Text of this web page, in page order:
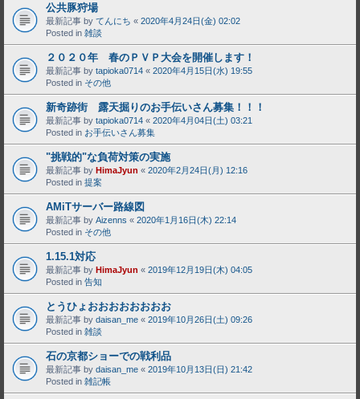
公共豚狩場
最新記事 by てんにち « 2020年4月24日(金) 02:02
Posted in 雑談
２０２０年 春のＰＶＰ大会を開催します！
最新記事 by tapioka0714 « 2020年4月15日(水) 19:55
Posted in その他
新奇跡街 露天掘りのお手伝いさん募集！！！
最新記事 by tapioka0714 « 2020年4月04日(土) 03:21
Posted in お手伝いさん募集
"挑戦的"な負荷対策の実施
最新記事 by HimaJyun « 2020年2月24日(月) 12:16
Posted in 提案
AMiTサーバー路線図
最新記事 by Aizenns « 2020年1月16日(木) 22:14
Posted in その他
1.15.1対応
最新記事 by HimaJyun « 2019年12月19日(木) 04:05
Posted in 告知
とうひょおおおおおおおお
最新記事 by daisan_me « 2019年10月26日(土) 09:26
Posted in 雑談
石の京都ショーでの戦利品
最新記事 by daisan_me « 2019年10月13日(日) 21:42
Posted in 雑記帳